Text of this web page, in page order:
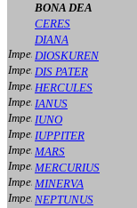
BONA DEA
CERES
DIANA
DIOSKUREN
DIS PATER
HERCULES
IANUS
IUNO
IUPPITER
MARS
MERCURIUS
MINERVA
NEPTUNUS